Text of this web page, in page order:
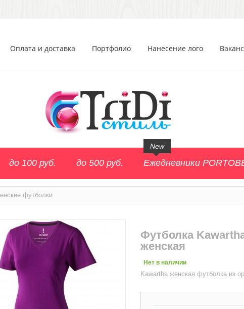
Оплата и доставка Портфолио Нанесение лого
до 100 руб. до 500 руб. Ежедневники
New
футболки
Футболка
женская
Нет в наличии
Kawartha женская футболка из